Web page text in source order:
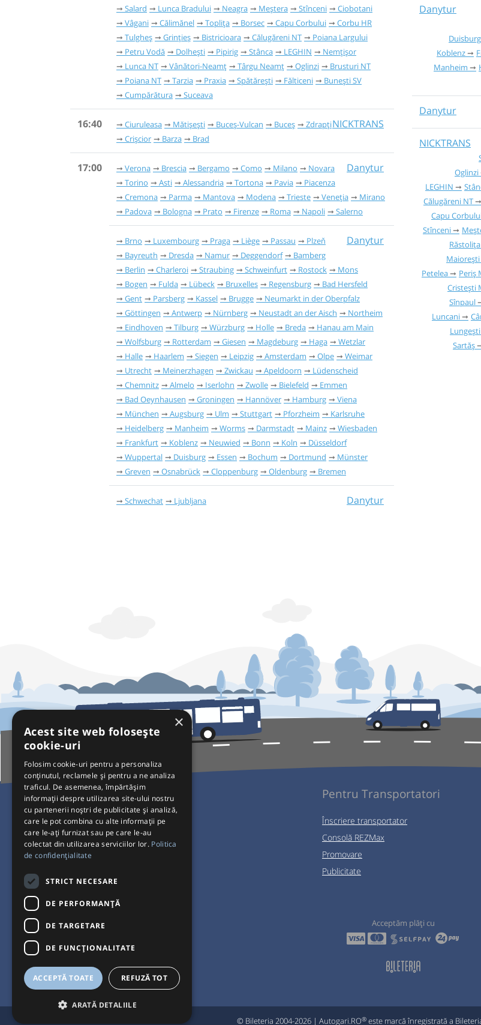
Salard
Lunca Bradului Neagra Meștera Stînceni
Ciobotani
Vâgani
Călimănel Toplița Borsec Capu Corbului
Corbu HR
Tulgheș
Grințieș Bistricioara Călugăreni NT
Poiana Largului
Petru Vodă
Dolhești Pipirig Stânca LEGHIN
Nemțișor
Lunca NT
Vânători-Neamț Târgu Neamț Oglinzi
Brusturi NT
Poiana NT
Tarzia Praxia Spătărești Fălticeni
Bunești SV
Cumpărătura
Suceava
16:40 NICKTRANS
Ciuruleasa Mătișești Buceș-Vulcan Buceș
Zdrapți
Crișcior
Barza Brad
17:00 Danytur
Verona Brescia Bergamo Como Milano
Novara
Torino
Asti Alessandria Tortona Pavia
Piacenza
Cremona
Parma Mantova Modena Trieste Veneția
Mirano
Padova
Bologna Prato Firenze Roma Napoli Salerno
Danytur
Brno Luxembourg Praga Liège Passau
Plzeň
Bayreuth
Dresda Namur Deggendorf
Bamberg
Berlin
Charleroi Straubing Schweinfurt Rostock
Mons
Bogen
Fulda Lübeck Bruxelles Regensburg
Bad Hersfeld
Gent
Parsberg Kassel Brugge
Neumarkt in der Oberpfalz
Göttingen
Antwerp Nürnberg Neustadt an der Aisch
Northeim
Eindhoven
Tilburg Würzburg Holle Breda
Hanau am Main
Wolfsburg
Rotterdam Giesen Magdeburg Haga
Wetzlar
Halle
Haarlem Siegen Leipzig Amsterdam Olpe
Weimar
Utrecht
Meinerzhagen Zwickau Apeldoorn
Lüdenscheid
Chemnitz
Almelo Iserlohn Zwolle Bielefeld
Emmen
Bad Oeynhausen
Groningen Hannöver Hamburg
Viena
München
Augsburg Ulm Stuttgart Pforzheim
Karlsruhe
Heidelberg
Manheim Worms Darmstadt Mainz
Wiesbaden
Frankfurt
Koblenz Neuwied Bonn Koln
Düsseldorf
Wuppertal
Duisburg Essen Bochum Dortmund
Münster
Greven
Osnabrück Cloppenburg Oldenburg Bremen
Danytur
Schwechat Ljubljana
Danytur
Duisburg
Koblenz
Manheim
Danytur
NICKTRANS
Oglinzi
LEGHIN
Călugăreni NT
Capu
Stînceni
Răstolița
Maiorești
Petelea
Periș
Cristești
Sînpaul
Luncani
Lungești
Sartăș
Pentru Călători
Curse autobuz
Plecări/Sosiri
Setări de cookie-uri
Pentru Transportatori
Înscriere transportator
Consolă REZMax
Promovare
Publicitate
Acceptăm plăți cu
© Bileteria 2004-2026 | Autogari.RO®este marcă înregistrată a
×
Acest site web folosește
cookie-uri
Folosim cookie-uri pentru a personaliza
conținutul, reclamele și pentru a ne analiza
traficul. De asemenea, împărtășim
informații despre utilizarea site-ului nostru
cu partenerii noștri de publicitate și analiză,
care le pot combina cu alte informații pe
care le-ați furnizat sau pe care le-au
colectat din utilizarea serviciilor lor. Politica
de confidențialitate
STRICT NECESARE
DE PERFORMANȚĂ
DE TARGETARE
DE FUNCŢIONALITATE
ACCEPTĂ TOATE REFUZĂ TOT
ARATĂ DETALIILE